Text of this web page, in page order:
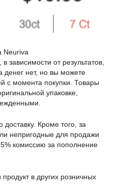
Neuriva
зависимости от результатов,
денег нет, но вы можете
с момента покупки. Товары
упаковке,
Кроме того, за
непригодные для продажи
комиссию за пополнение
в других розничных